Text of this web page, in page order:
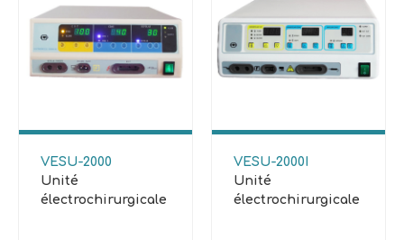
VESU-2000
Unité
électrochirurgicale
VESU-2000I
Unité
électrochirurgicale